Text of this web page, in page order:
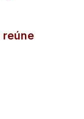
reúne